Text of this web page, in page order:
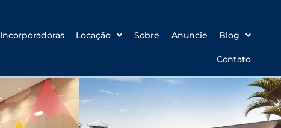
Incorporadoras Locação Sobre Anuncie Blog
Contato